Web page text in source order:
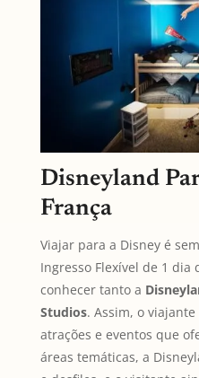
Disneyland
França
Viajar para a Disney é
Ingresso Flexível de 1
conhecer tanto a
Studios. Assim, o
atrações e eventos que
áreas temáticas, a